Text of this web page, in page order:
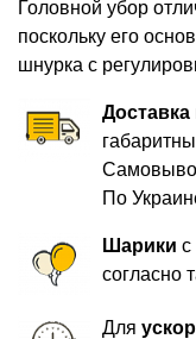
Головной убор
поскольку его
шнурка с
Доставка
По
Шарики с
согласно
Для